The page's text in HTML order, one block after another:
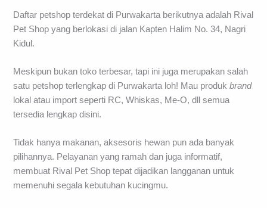
Daftar petshop terdekat di Purwakarta berikutnya adalah Rival
Pet Shop yang berlokasi di jalan Kapten Halim No. 34, Nagri
Kidul.
Meskipun bukan toko terbesar, tapi ini juga merupakan salah
satu petshop terlengkap di Purwakarta loh! Mau produkbrand
lokal atau import seperti RC, Whiskas, Me-O, dll semua
tersedia lengkap disini.
Tidak hanya makanan, aksesoris hewan pun ada banyak
pilihannya. Pelayanan yang ramah dan juga informatif,
membuat Rival Pet Shop tepat dijadikan langganan untuk
memenuhi segala kebutuhan kucingmu.